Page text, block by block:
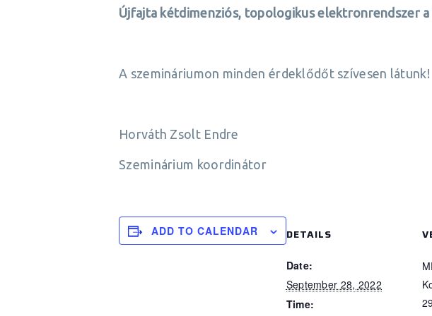
Újfajta kétdimenziós, topologikus elektronrendszer
A szemináriumon minden érdeklődőt szívesen látunk!
Horváth Zsolt Endre
Szeminárium koordinátor
ADD TO CALENDAR DETAILS
Date:
September 28, 2022
Time: